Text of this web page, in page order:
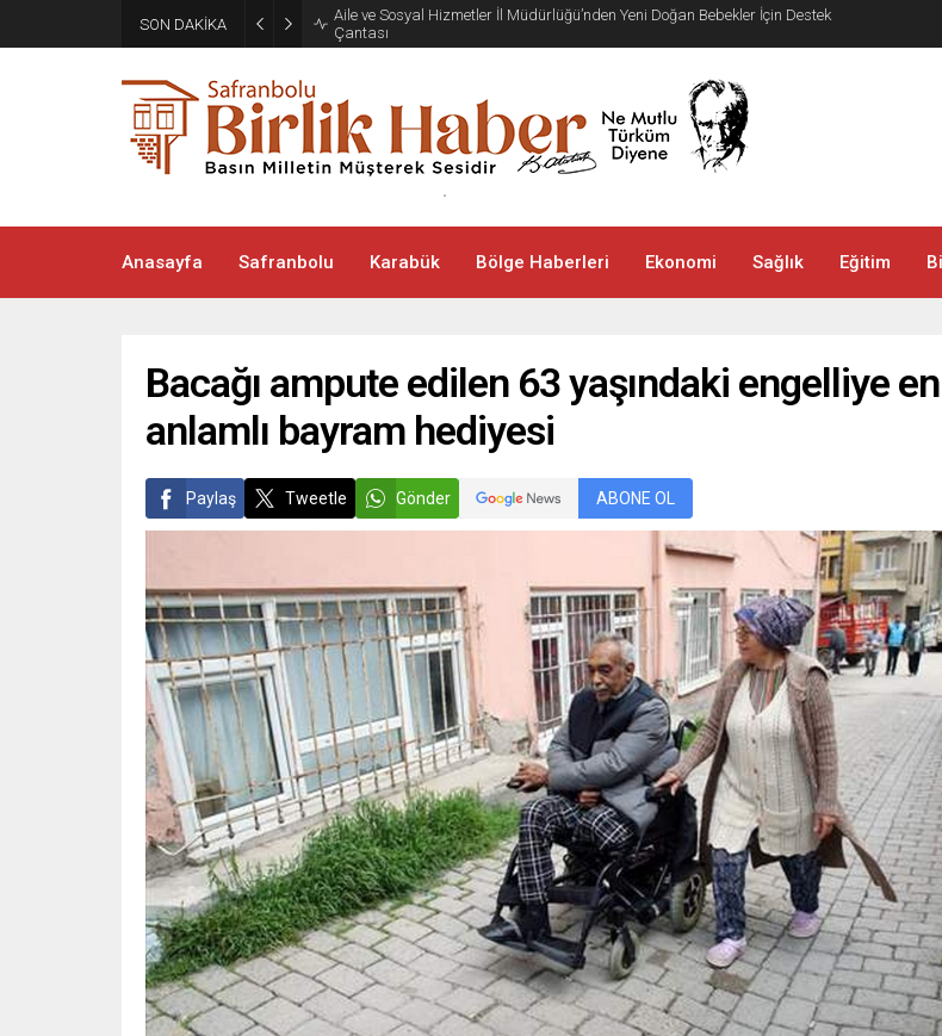
SON DAKİKA
Aile ve Sosyal Hizmetler İl Müdürlüğü’nden Yeni Doğan Bebekler İçin Destek
Çantası
Anasayfa Safranbolu Karabük Bölge Haberleri Ekonomi Sağlık Eğitim
Bacağı ampute edilen 63 yaşındaki engelliye en
anlamlı bayram hediyesi
Paylaş Tweetle Gönder ABONE OL